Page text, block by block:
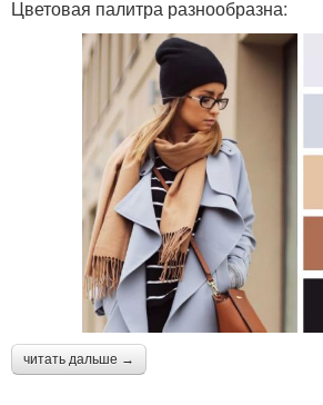
Цветовая палитра разнообразна:
читать дальше →